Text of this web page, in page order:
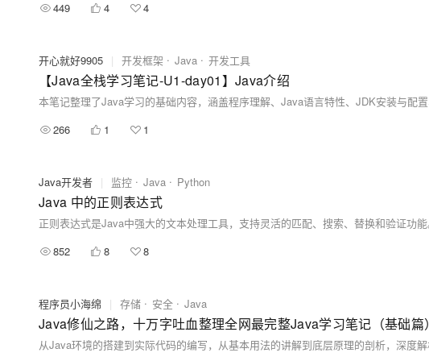
449 4 4
开心就好9905 | 开发框架 Java 开发工具
【Java全栈学习笔记-U1-day01】Java介绍
266
1 1
Java开发者 | 监控 Java Python
Java 中的正则表达式
852
8 8
程序员小海绵 | 存储 安全 Java
Java修仙之路，十万字吐血整理全网最完整Java学习笔记（基础篇）